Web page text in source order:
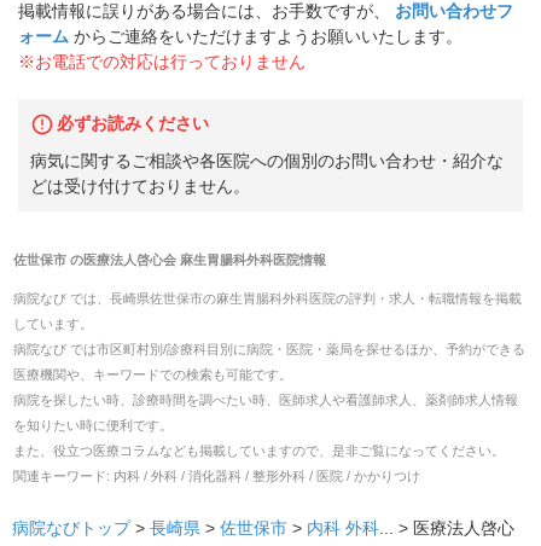
掲載情報に誤りがある場合には、お手数ですが、
お問い合わせフ
ォーム からご連絡をいただけますようお願いいたします。
※お電話での対応は行っておりません
必ずお読みください
病気に関するご相談や各医院への個別のお問い合わせ・紹介な
どは受け付けておりません。
佐世保市の医療法人啓心会 麻生胃腸科外科医院情報
病院なび では、 長崎県佐世保市の麻生胃腸科外科医院の評判・求人・転職情報を掲載
しています。
病院なび では市区町村別/診療科目別に病院・医院・薬局を探せるほか、予約ができる
医療機関や、キーワードでの検索も可能です。
病院を探したい時、診療時間を調べたい時、医師求人や看護師求人、薬剤師求人情報
を知りたい時に便利です。
また、役立つ医療コラムなども掲載していますので、是非ご覧になってください。
関連キーワード: 内科 / 外科 / 消化器科 / 整形外科 / 医院 / かかりつけ
病院なびトップ > 長崎県 > 佐世保市 > 内科 外科 ... > 医療法人啓心